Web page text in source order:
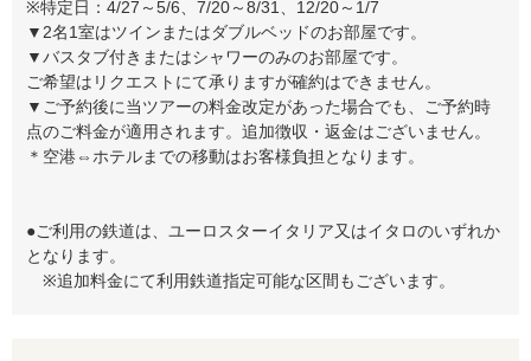
※特定日：4/27～5/6、7/20～8/31、12/20～1/7
▼2名1室はツインまたはダブルベッドのお部屋です。
▼バスタブ付きまたはシャワーのみのお部屋です。
ご希望はリクエストにて承りますが確約はできません。
▼ご予約後に当ツアーの料金改定があった場合でも、ご予約時
点のご料金が適用されます。追加徴収・返金はございません。
＊空港⇔ホテルまでの移動はお客様負担となります。
●ご利用の鉄道は、ユーロスターイタリア又はイタロのいずれか
となります。
※追加料金にて利用鉄道指定可能な区間もございます。